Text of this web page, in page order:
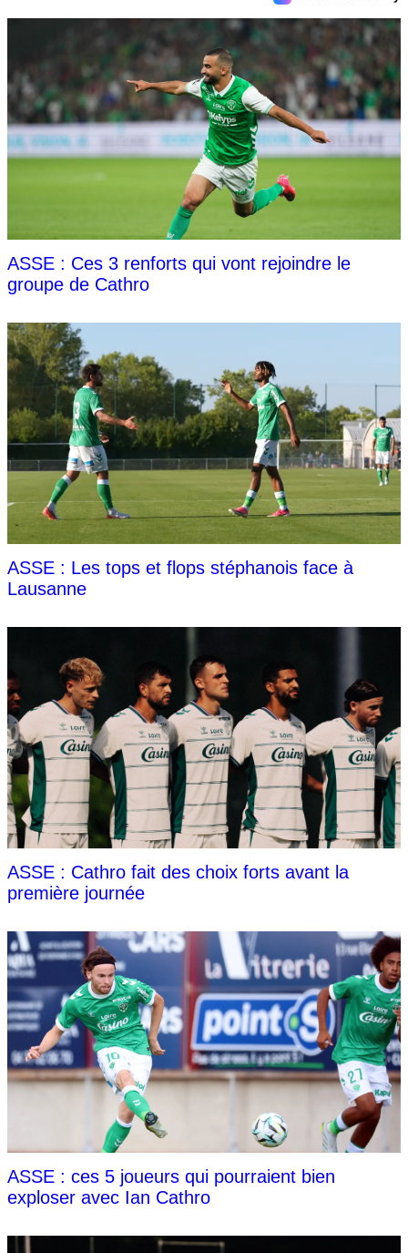
ASSE : Ces 3 renforts qui vont rejoindre le
groupe de Cathro
ASSE : Les tops et flops stéphanois face à
Lausanne
ASSE : Cathro fait des choix forts avant la
première journée
ASSE : ces 5 joueurs qui pourraient bien
exploser avec Ian Cathro